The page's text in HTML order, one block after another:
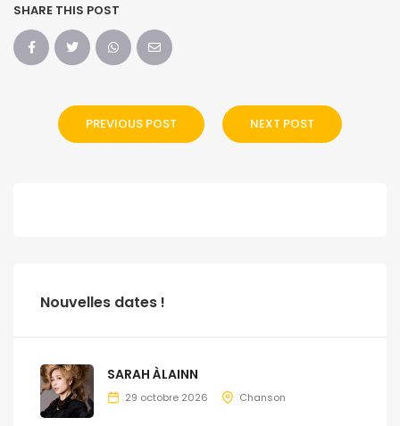
SHARE THIS POST
PREVIOUS POST NEXT POST
Nouvelles dates !
SARAH ÀLAINN
29 octobre 2026 Chanson